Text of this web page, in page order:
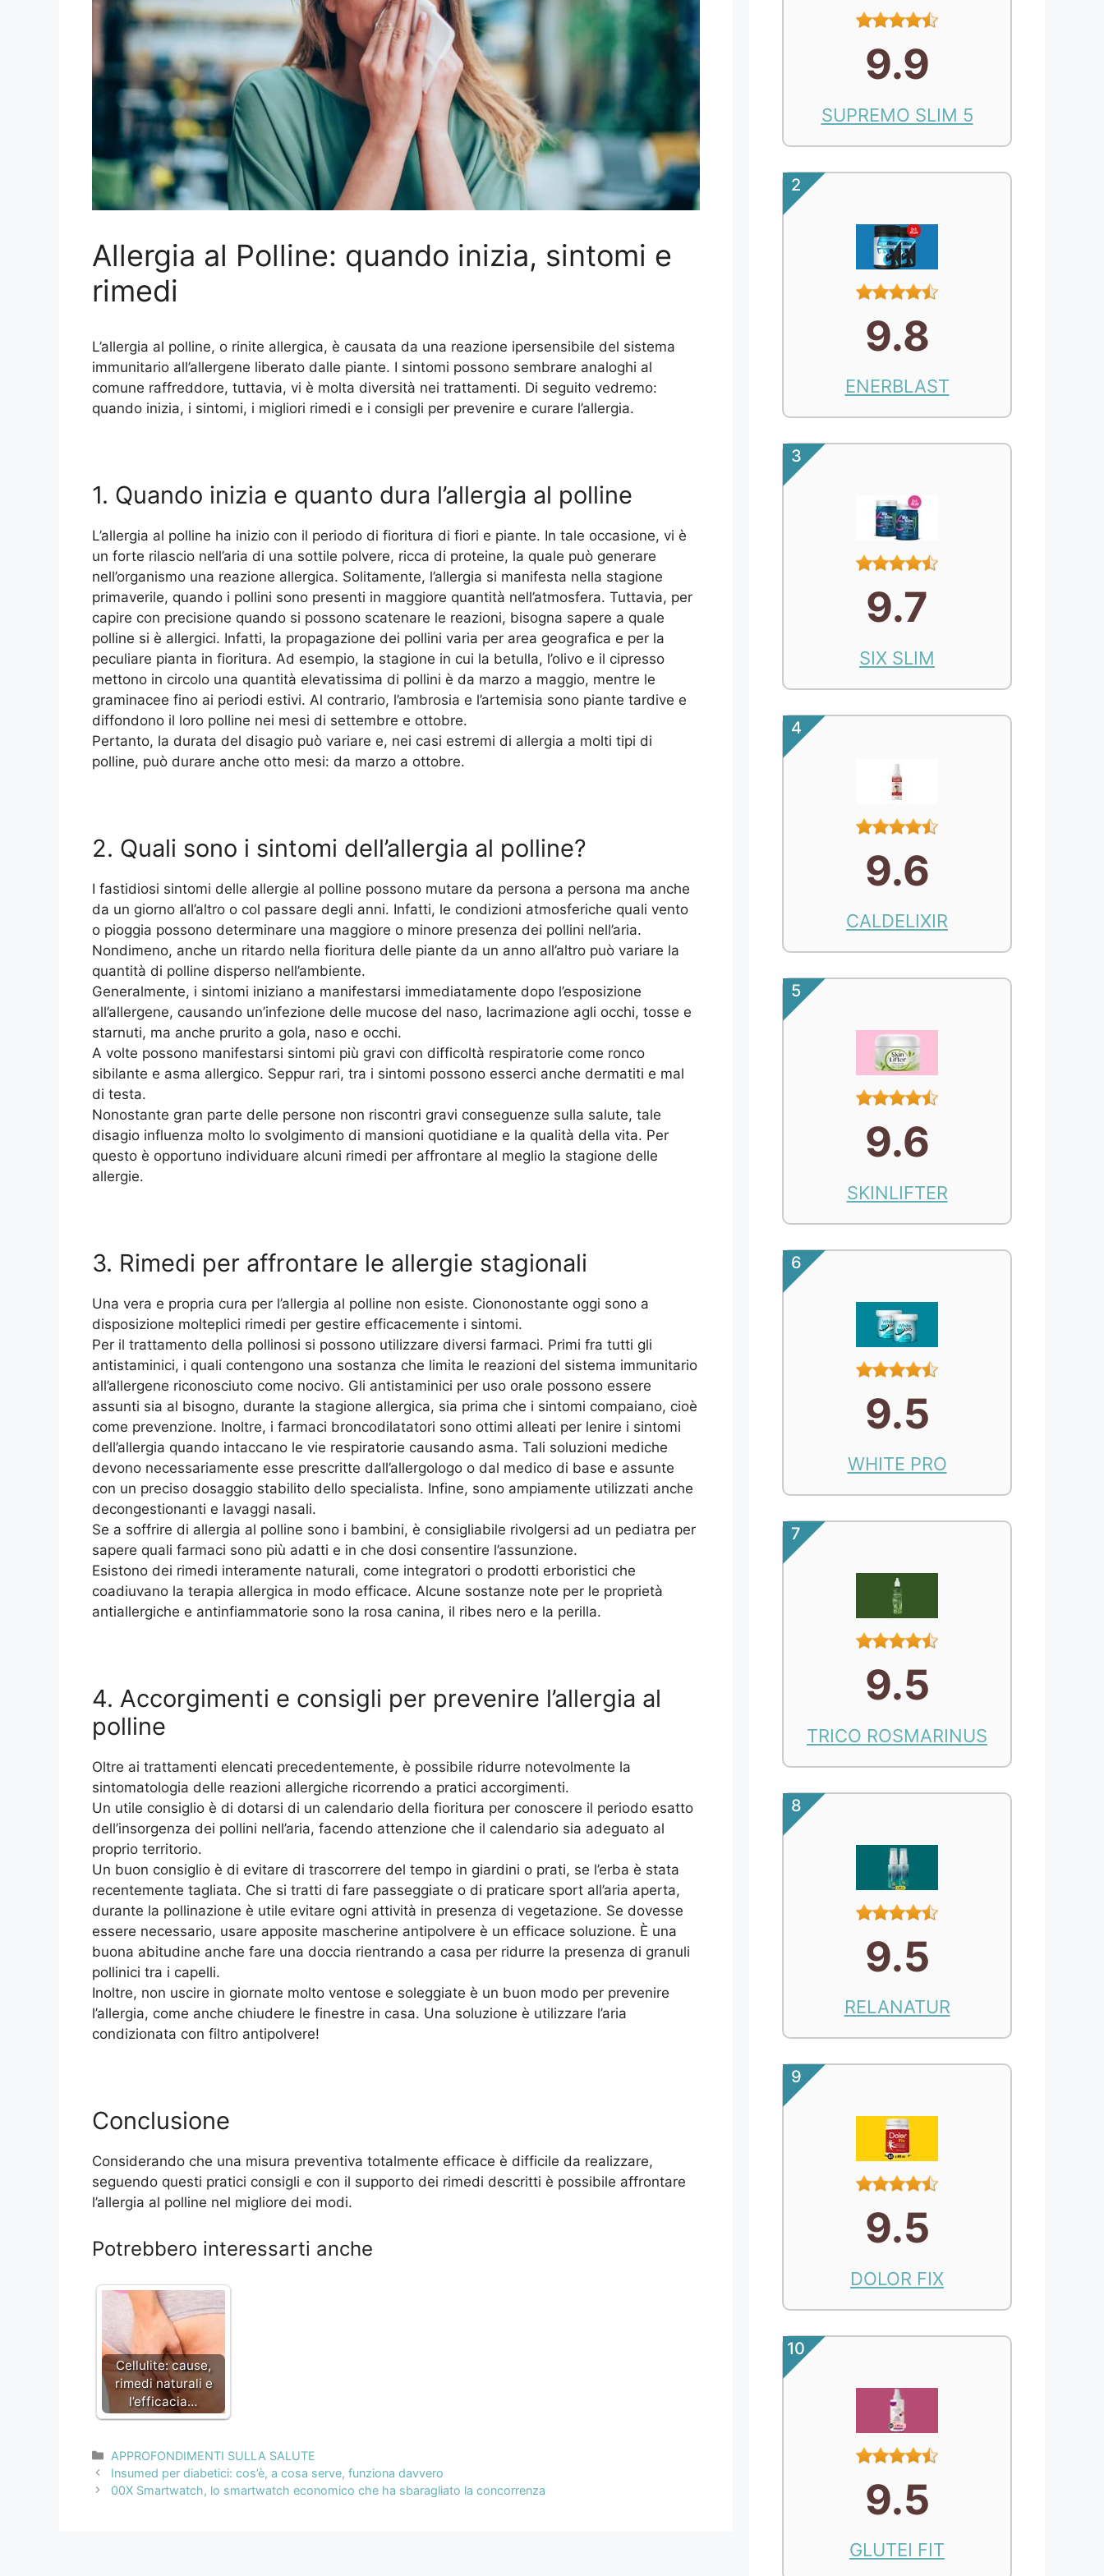
Allergia al Polline: quando inizia, sintomi e
rimedi
L’allergia al polline, o rinite allergica, è causata da una reazione ipersensibile del sistema
immunitario all’allergene liberato dalle piante. I sintomi possono sembrare analoghi al
comune raffreddore, tuttavia, vi è molta diversità nei trattamenti. Di seguito vedremo:
quando inizia, i sintomi, i migliori rimedi e i consigli per prevenire e curare l’allergia.
1. Quando inizia e quanto dura l’allergia al polline
L’allergia al polline ha inizio con il periodo di fioritura di fiori e piante. In tale occasione, vi è
un forte rilascio nell’aria di una sottile polvere, ricca di proteine, la quale può generare
nell’organismo una reazione allergica. Solitamente, l’allergia si manifesta nella stagione
primaverile, quando i pollini sono presenti in maggiore quantità nell’atmosfera. Tuttavia, per
capire con precisione quando si possono scatenare le reazioni, bisogna sapere a quale
polline si è allergici. Infatti, la propagazione dei pollini varia per area geografica e per la
peculiare pianta in fioritura. Ad esempio, la stagione in cui la betulla, l’olivo e il cipresso
mettono in circolo una quantità elevatissima di pollini è da marzo a maggio, mentre le
graminacee fino ai periodi estivi. Al contrario, l’ambrosia e l’artemisia sono piante tardive e
diffondono il loro polline nei mesi di settembre e ottobre.
Pertanto, la durata del disagio può variare e, nei casi estremi di allergia a molti tipi di
polline, può durare anche otto mesi: da marzo a ottobre.
2. Quali sono i sintomi dell’allergia al polline?
I fastidiosi sintomi delle allergie al polline possono mutare da persona a persona ma anche
da un giorno all’altro o col passare degli anni. Infatti, le condizioni atmosferiche quali vento
o pioggia possono determinare una maggiore o minore presenza dei pollini nell’aria.
Nondimeno, anche un ritardo nella fioritura delle piante da un anno all’altro può variare la
quantità di polline disperso nell’ambiente.
Generalmente, i sintomi iniziano a manifestarsi immediatamente dopo l’esposizione
all’allergene, causando un’infezione delle mucose del naso, lacrimazione agli occhi, tosse e
starnuti, ma anche prurito a gola, naso e occhi.
A volte possono manifestarsi sintomi più gravi con difficoltà respiratorie come ronco
sibilante e asma allergico. Seppur rari, tra i sintomi possono esserci anche dermatiti e mal
di testa.
Nonostante gran parte delle persone non riscontri gravi conseguenze sulla salute, tale
disagio influenza molto lo svolgimento di mansioni quotidiane e la qualità della vita. Per
questo è opportuno individuare alcuni rimedi per affrontare al meglio la stagione delle
allergie.
3. Rimedi per affrontare le allergie stagionali
Una vera e propria cura per l’allergia al polline non esiste. Ciononostante oggi sono a
disposizione molteplici rimedi per gestire efficacemente i sintomi.
Per il trattamento della pollinosi si possono utilizzare diversi farmaci. Primi fra tutti gli
antistaminici, i quali contengono una sostanza che limita le reazioni del sistema immunitario
all’allergene riconosciuto come nocivo. Gli antistaminici per uso orale possono essere
assunti sia al bisogno, durante la stagione allergica, sia prima che i sintomi compaiano, cioè
come prevenzione. Inoltre, i farmaci broncodilatatori sono ottimi alleati per lenire i sintomi
dell’allergia quando intaccano le vie respiratorie causando asma. Tali soluzioni mediche
devono necessariamente esse prescritte dall’allergologo o dal medico di base e assunte
con un preciso dosaggio stabilito dello specialista. Infine, sono ampiamente utilizzati anche
decongestionanti e lavaggi nasali.
Se a soffrire di allergia al polline sono i bambini, è consigliabile rivolgersi ad un pediatra per
sapere quali farmaci sono più adatti e in che dosi consentire l’assunzione.
Esistono dei rimedi interamente naturali, come integratori o prodotti erboristici che
coadiuvano la terapia allergica in modo efficace. Alcune sostanze note per le proprietà
antiallergiche e antinfiammatorie sono la rosa canina, il ribes nero e la perilla.
4. Accorgimenti e consigli per prevenire l’allergia al
polline
Oltre ai trattamenti elencati precedentemente, è possibile ridurre notevolmente la
sintomatologia delle reazioni allergiche ricorrendo a pratici accorgimenti.
Un utile consiglio è di dotarsi di un calendario della fioritura per conoscere il periodo esatto
dell’insorgenza dei pollini nell’aria, facendo attenzione che il calendario sia adeguato al
proprio territorio.
Un buon consiglio è di evitare di trascorrere del tempo in giardini o prati, se l’erba è stata
recentemente tagliata. Che si tratti di fare passeggiate o di praticare sport all’aria aperta,
durante la pollinazione è utile evitare ogni attività in presenza di vegetazione. Se dovesse
essere necessario, usare apposite mascherine antipolvere è un efficace soluzione. È una
buona abitudine anche fare una doccia rientrando a casa per ridurre la presenza di granuli
pollinici tra i capelli.
Inoltre, non uscire in giornate molto ventose e soleggiate è un buon modo per prevenire
l’allergia, come anche chiudere le finestre in casa. Una soluzione è utilizzare l’aria
condizionata con filtro antipolvere!
Conclusione
Considerando che una misura preventiva totalmente efficace è difficile da realizzare,
seguendo questi pratici consigli e con il supporto dei rimedi descritti è possibile affrontare
l’allergia al polline nel migliore dei modi.
Potrebbero interessarti anche
Cellulite: cause,
rimedi naturali e
l’efficacia…
Categorie
APPROFONDIMENTI SULLA SALUTE
Navigazione
articolo
Insumed per diabetici: cos’è, a cosa serve, funziona davvero
00X Smartwatch, lo smartwatch economico che ha sbaragliato la concorrenza
9.9
SUPREMO SLIM 5
2
9.8
ENERBLAST
3
9.7
SIX SLIM
4
9.6
CALDELIXIR
5
9.6
SKINLIFTER
6
9.5
WHITE PRO
7
9.5
TRICO ROSMARINUS
8
9.5
RELANATUR
9
9.5
DOLOR FIX
10
9.5
GLUTEI FIT